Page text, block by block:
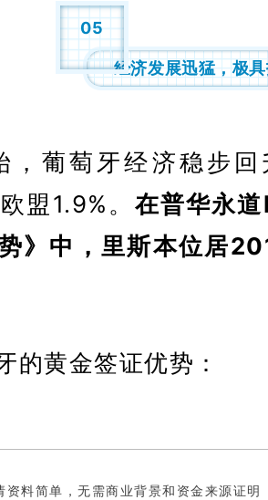
05
经济发展迅猛，极
，葡萄牙经济稳步
盟1.9%。 在普华永
》中，里斯本位居
的黄金签证优势：
资料简单，无需商业背景和资金来源证明